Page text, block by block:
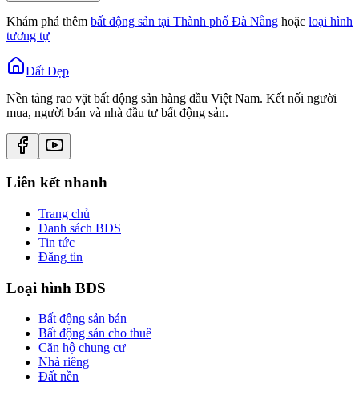
Khám phá thêm bất động sản tại Thành phố Đà Nẵng hoặc loại hình
tương tự
Đất Đẹp
Nền tảng rao vặt bất động sản hàng đầu Việt Nam. Kết nối người
mua, người bán và nhà đầu tư bất động sản.
Liên kết nhanh
Trang chủ
Danh sách BĐS
Tin tức
Đăng tin
Loại hình BĐS
Bất động sản bán
Bất động sản cho thuê
Căn hộ chung cư
Nhà riêng
Đất nền